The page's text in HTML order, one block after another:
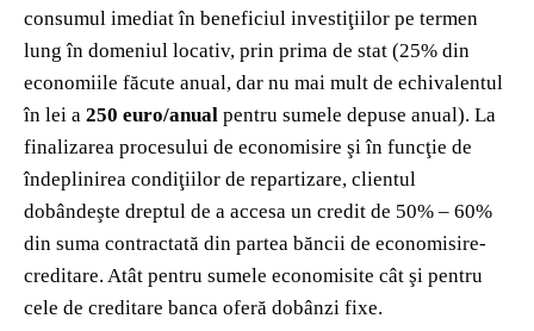
consumul imediat în beneficiul investiţiilor pe termen
lung în domeniul locativ, prin prima de stat (25% din
economiile făcute anual, dar nu mai mult de echivalentul
în lei a 250 euro/anual pentru sumele depuse anual). La
finalizarea procesului de economisire şi în funcţie de
îndeplinirea condiţiilor de repartizare, clientul
dobândeşte dreptul de a accesa un credit de 50% – 60%
din suma contractată din partea băncii de economisire-
creditare. Atât pentru sumele economisite cât şi pentru
cele de creditare banca oferă dobânzi fixe.